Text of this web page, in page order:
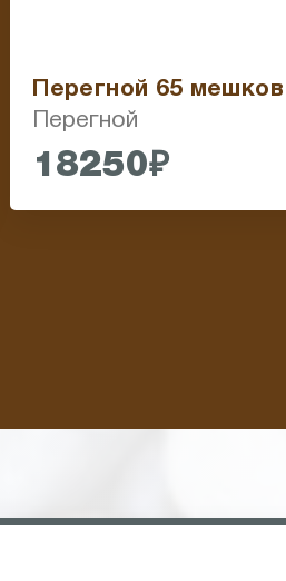
Перегной 65 мешков
Перегной
18250₽